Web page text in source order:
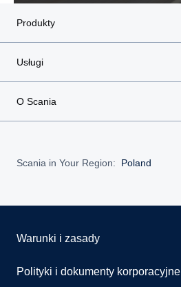
Produkty
Usługi
O Scania
Scania in Your Region: Poland
Warunki i zasady
Polityki i dokumenty korporacyjne